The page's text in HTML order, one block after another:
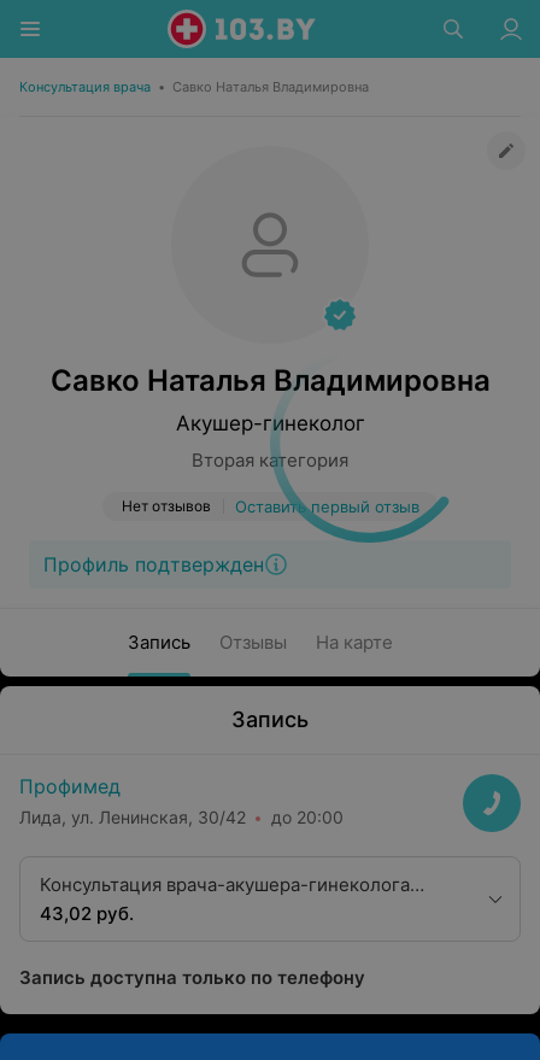
Консультация врача • Савко Наталья Владимировна
Савко Наталья Владимировна
Акушер-гинеколог
Вторая категория
Нет отзывов Оставить первый отзыв
Профиль подтвержден
Запись Отзывы На карте
Запись
Профимед
Лида, ул. Ленинская, 30/42 до 20:00
Консультация врача-акушера-гинеколога
второй квалификационной категории
43,02 руб.
Запись доступна только по телефону